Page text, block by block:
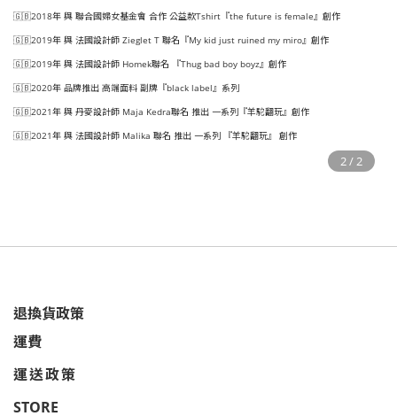
🇬🇧2018年 與 聯合國婦女基金會 合作 公益款Tshirt『the future is female』創作
🇬🇧2019年 與 法國設計師 Zieglet T 聯名『My kid just ruined my miro』創作
🇬🇧2019年 與 法國設計師 Homek聯名 『Thug bad boy boyz』創作
🇬🇧2020年 品牌推出 高端面料 副牌『black label』系列
🇬🇧2021年 與 丹麥設計師 Maja Kedra聯名 推出 一系列『羊駝翻玩』創作
🇬🇧2021年 與 法國設計師 Malika 聯名 推出 一系列 『羊駝翻玩』 創作
退換貨政策
運費
運送政策
STORE